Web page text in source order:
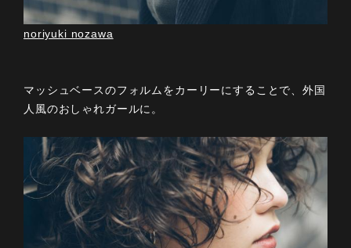
noriyuki nozawa
マッシュベースのフォルムをカーリーにすることで、外国
人風のおしゃれガールに。